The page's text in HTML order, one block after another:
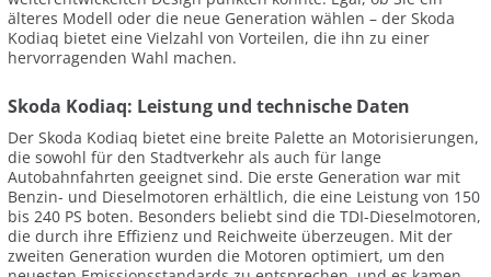
älteres Modell oder die neue Generation wählen – der Skoda
Kodiaq bietet eine Vielzahl von Vorteilen, die ihn zu einer
hervorragenden Wahl machen.
Skoda Kodiaq: Leistung und technische Daten
Der Skoda Kodiaq bietet eine breite Palette an Motorisierungen,
die sowohl für den Stadtverkehr als auch für lange
Autobahnfahrten geeignet sind. Die erste Generation war mit
Benzin- und Dieselmotoren erhältlich, die eine Leistung von 150
bis 240 PS boten. Besonders beliebt sind die TDI-Dieselmotoren,
die durch ihre Effizienz und Reichweite überzeugen. Mit der
zweiten Generation wurden die Motoren optimiert, um den